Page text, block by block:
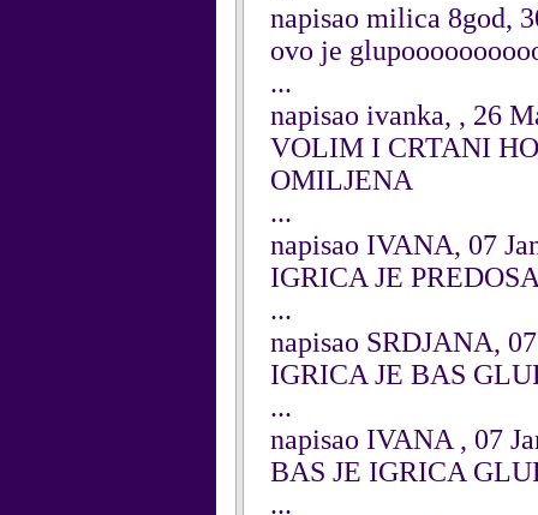
napisao milica 8god,
ovo je
...
napisao ivanka, , 26
VOLIM I CRTANI
OMILJENA
...
napisao IVANA, 07
IGRICA JE
...
napisao SRDJANA,
IGRICA JE BAS
...
napisao IVANA , 07
BAS JE IGRICA
...